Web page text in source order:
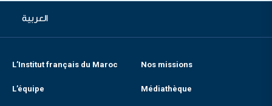
العربية
L’Institut français du Maroc Nos missions
L’équipe Médiathèque